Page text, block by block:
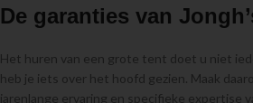
De garanties van
Het huren van een grote tent doet u niet
heb je iets over het hoofd gezien. Maak
jarenlange ervaring en specifieke expertise